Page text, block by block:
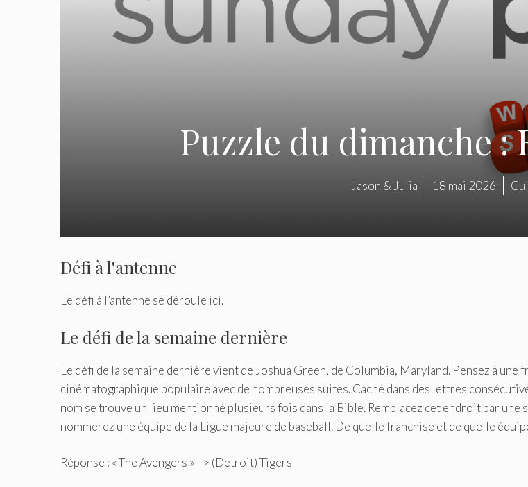
Puzzle du dimanche :
Jason & Julia 18 mai 2026
Défi à l'antenne
Le défi à l’antenne se déroule ici.
Le défi de la semaine dernière
Le défi de la semaine dernière vient de Joshua Green, de Columbia, Maryland. Pensez à une
cinématographique populaire avec de nombreuses suites. Caché dans des lettres
nom se trouve un lieu mentionné plusieurs fois dans la Bible. Remplacez cet endroit par une
nommerez une équipe de la Ligue majeure de baseball. De quelle franchise et de quelle
Réponse : « The Avengers » –> (Detroit) Tigers